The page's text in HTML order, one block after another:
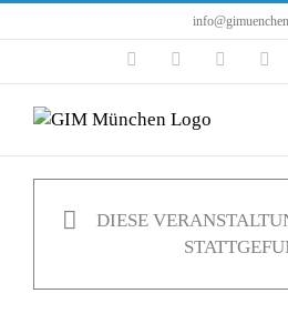
Inhalt
FacebookInstagramLinkedIn
DIESE